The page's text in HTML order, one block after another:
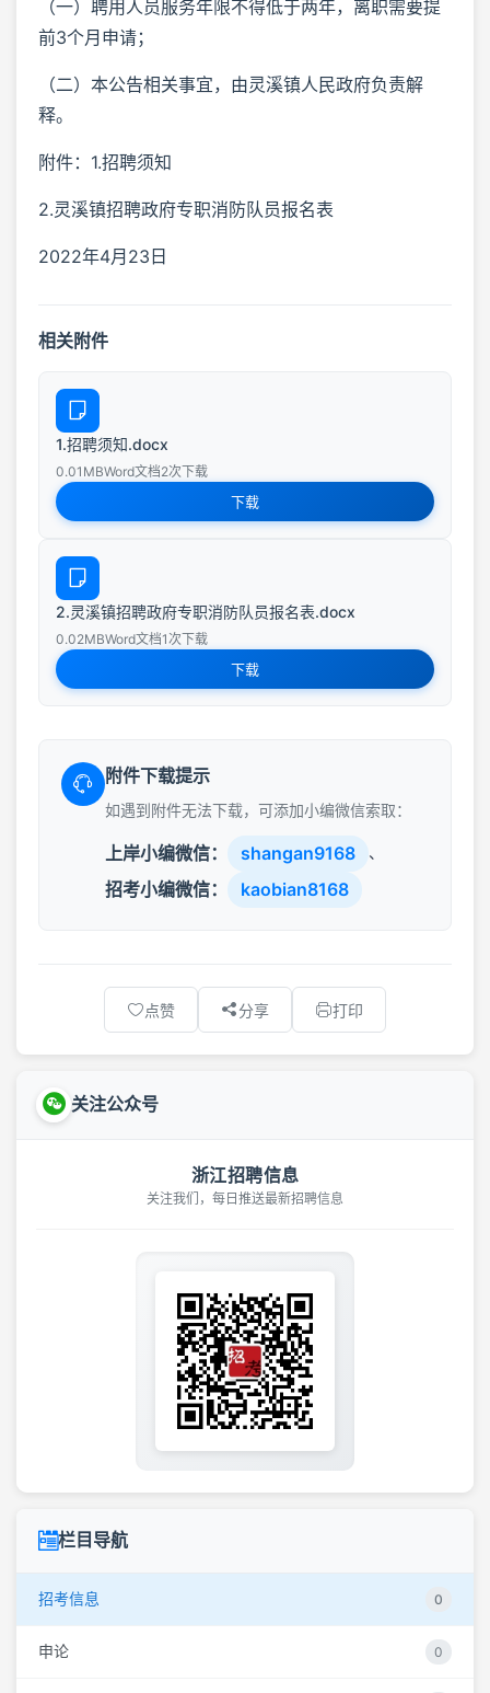
（一）聘用人员服务年限不得低于两年，离职需要提
前3个月申请；
（二）本公告相关事宜，由灵溪镇人民政府负责解
释。
附件：1.招聘须知
2.灵溪镇招聘政府专职消防队员报名表
2022年4月23日
相关附件
1.招聘须知.docx
0.01MBWord文档2次下载
下载
2.灵溪镇招聘政府专职消防队员报名表.docx
0.02MBWord文档1次下载
下载
附件下载提示
如遇到附件无法下载，可添加小编微信索取：
上岸小编微信： shangan9168 、
招考小编微信： kaobian8168
点赞 分享 打印
关注公众号
浙江招聘信息
关注我们，每日推送最新招聘信息
栏目导航
招考信息 0
申论 0